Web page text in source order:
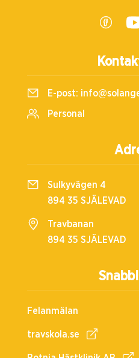
Felanmälan
travskola.se
E-post:
Personal
Sulkyvägen 4
894 35 SJÄLEVAD
Travbanan
894 35 SJÄLEVAD